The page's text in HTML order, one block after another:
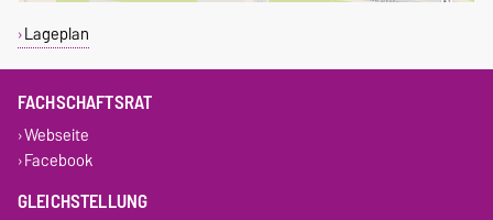
Lageplan
FACHSCHAFTSRAT
Webseite
Facebook
GLEICHSTELLUNG